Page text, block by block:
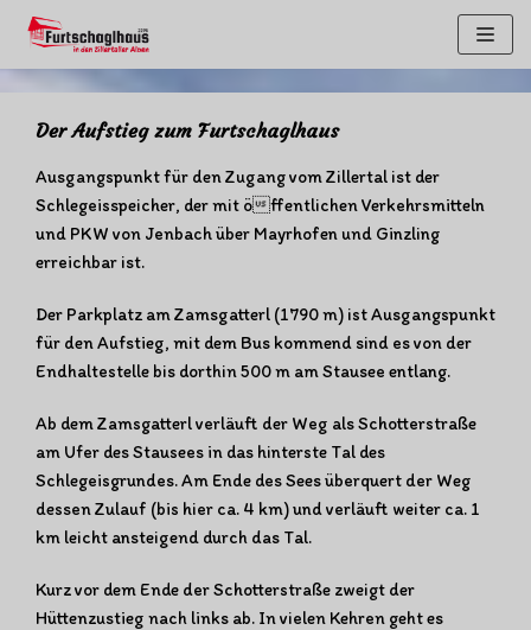
Zum
Inhalt
springen
Der Aufstieg zum Furtschaglhaus
Ausgangspunkt für den Zugang vom Zillertal ist der
Schlegeisspeicher, der mit öffentlichen Verkehrsmitteln
und PKW von Jenbach über Mayrhofen und Ginzling
erreichbar ist.
Der Parkplatz am Zamsgatterl (1790 m) ist Ausgangspunkt
für den Aufstieg, mit dem Bus kommend sind es von der
Endhaltestelle bis dorthin 500 m am Stausee entlang.
Ab dem Zamsgatterl verläuft der Weg als Schotterstraße
am Ufer des Stausees in das hinterste Tal des
Schlegeisgrundes. Am Ende des Sees überquert der Weg
dessen Zulauf (bis hier ca. 4 km) und verläuft weiter ca. 1
km leicht ansteigend durch das Tal.
Kurz vor dem Ende der Schotterstraße zweigt der
Hüttenzustieg nach links ab. In vielen Kehren geht es